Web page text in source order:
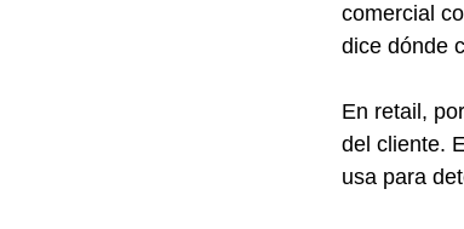
comercial
dice dónde
En retail,
del cliente.
usa para